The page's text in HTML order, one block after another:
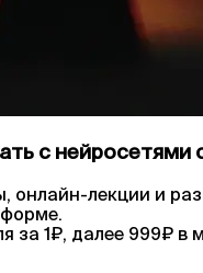
с нейросетями
онлайн-лекции и
за 1₽, далее 999₽ в